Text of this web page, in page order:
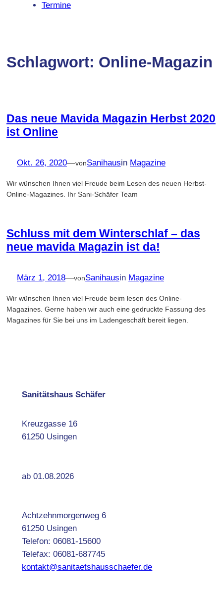
Termine
Schlagwort: Online-Magazin
Das neue Mavida Magazin Herbst 2020
ist Online
Okt. 26, 2020—vonSanihausin Magazine
Wir wünschen Ihnen viel Freude beim Lesen des neuen Herbst-
Online-Magazines. Ihr Sani-Schäfer Team
Schluss mit dem Winterschlaf – das
neue mavida Magazin ist da!
März 1, 2018—vonSanihausin Magazine
Wir wünschen Ihnen viel Freude beim lesen des Online-
Magazines. Gerne haben wir auch eine gedruckte Fassung des
Magazines für Sie bei uns im Ladengeschäft bereit liegen.
Sanitätshaus Schäfer
Kreuzgasse 16
61250 Usingen
ab 01.08.2026
Achtzehnmorgenweg 6
61250 Usingen
Telefon: 06081-15600
Telefax: 06081-687745
kontakt@sanitaetshausschaefer.de